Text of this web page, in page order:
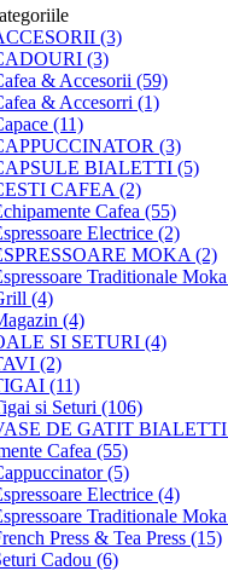
popularitate
(3)
(3)
& Accesorii (59)
& Accesorri (1)
(11)
(3)
BIALETTI (5)
CAFEA (2)
Cafea (55)
Electrice (2)
MOKA (2)
Traditionale Moka
(4)
(4)
SI SETURI (4)
(2)
(11)
si Seturi (106)
DE GATIT BIALETTI
Cafea (55)
(5)
Electrice (4)
Traditionale Moka
Press & Tea Press (15)
Cadou (6)